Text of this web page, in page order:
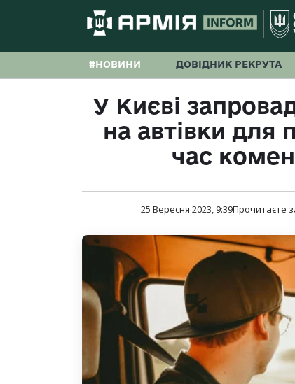
#НОВИНИ ДОВІДНИК РЕКРУТА
У Києві
на автівки для
час
25 Вересня 2023, 9:39Прочитаєте